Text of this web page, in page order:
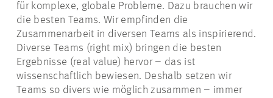
für komplexe, globale Probleme. Dazu brauchen wir
die besten Teams. Wir empfinden die
Zusammenarbeit in diversen Teams als inspirierend.
Diverse Teams (right mix) bringen die besten
Ergebnisse (real value) hervor – das ist
wissenschaftlich bewiesen. Deshalb setzen wir
Teams so divers wie möglich zusammen – immer